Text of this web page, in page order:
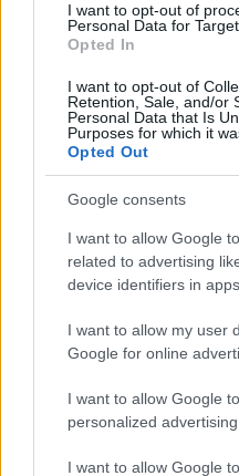
I want to opt-out of
Personal Data for
Opted In
I want to opt-out of
Retention, Sale, and/or
Personal Data that Is
Purposes for which it
Opted Out
Google consents
I want to allow Google
related to advertising
device identifiers in apps.
I want to allow my user
Google for online
I want to allow Google
personalized advertising.
I want to allow Google
Sei già abbonato?
Puoi effettuare
sezione Logindal
cliccandoqui
TEMI: Comune Di Olbia
Notizie Sardegna
Olbia
i tuoi
Su
345 356